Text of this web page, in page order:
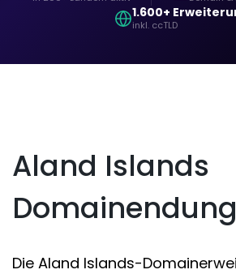
1.600+
inkl. ccTLD
Aland Islands
Domainendung
Die Aland Islands-